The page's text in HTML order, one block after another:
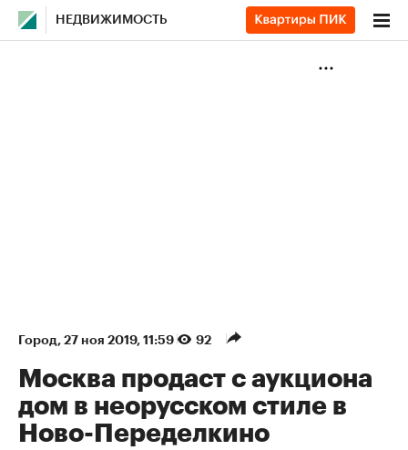
НЕДВИЖИМОСТЬ
Город⁠, 27 ноя 2019, 11:59 92
Москва продаст с аукциона
дом в неорусском стиле в
Ново-Переделкино